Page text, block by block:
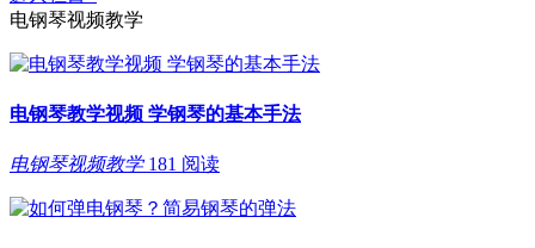
电钢琴视频教学
电钢琴教学视频 学钢琴的基本手法
电钢琴视频教学 181 阅读